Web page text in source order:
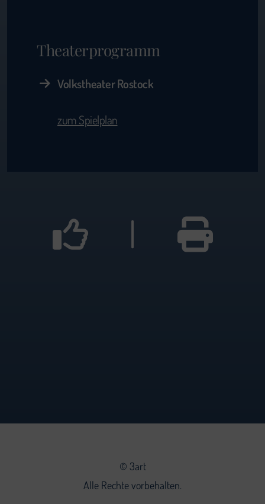
Theaterprogramm
Volkstheater Rostock
zum Spielplan
|
© 3art
Alle Rechte vorbehalten.